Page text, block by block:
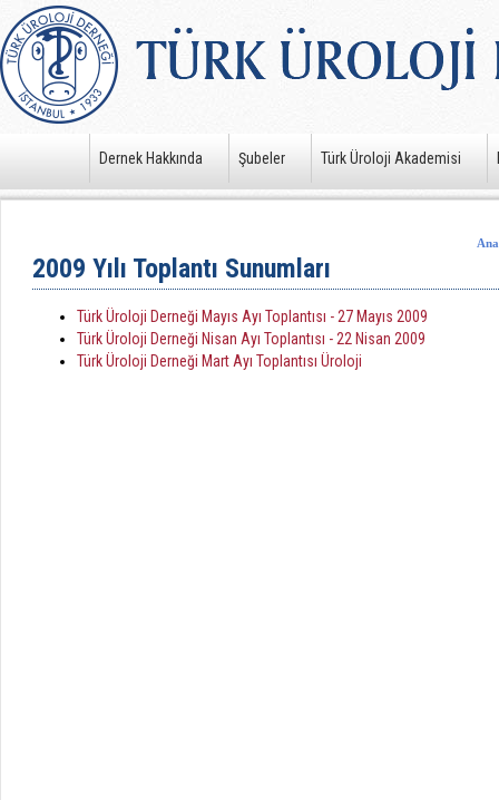
Dernek Hakkında Şubeler Türk Üroloji Akademisi
2009 Yılı Toplantı Sunumları
Türk Üroloji Derneği Mayıs Ayı Toplantısı - 27 Mayıs 2009
Türk Üroloji Derneği Nisan Ayı Toplantısı - 22 Nisan 2009
Türk Üroloji Derneği Mart Ayı Toplantısı Üroloji